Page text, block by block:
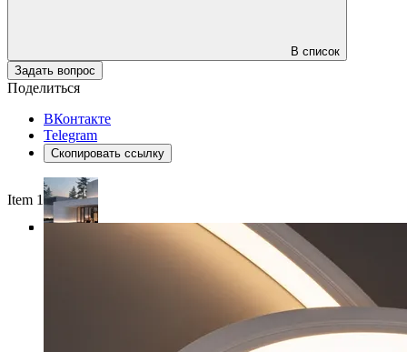
В список
Задать вопрос
Поделиться
ВКонтакте
Telegram
Скопировать ссылку
Item 1 of 4